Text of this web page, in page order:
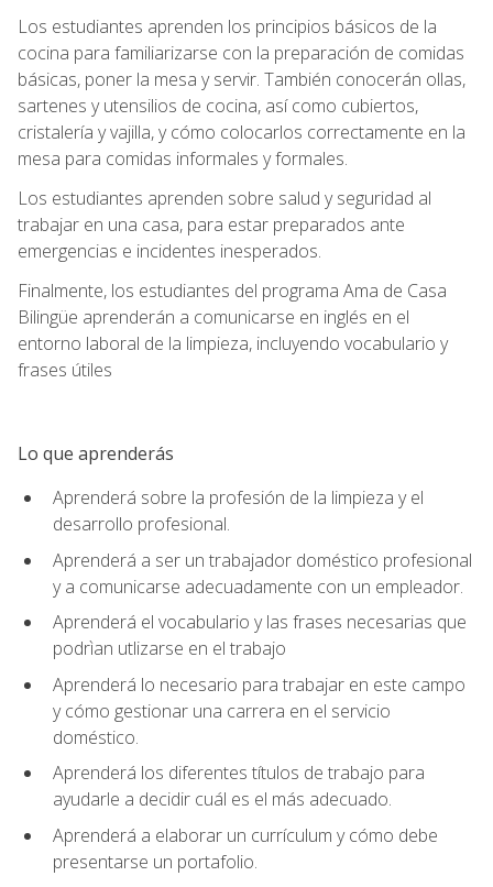
Los estudiantes aprenden los principios básicos de la
cocina para familiarizarse con la preparación de comidas
básicas, poner la mesa y servir. También conocerán ollas,
sartenes y utensilios de cocina, así como cubiertos,
cristalería y vajilla, y cómo colocarlos correctamente en la
mesa para comidas informales y formales.
Los estudiantes aprenden sobre salud y seguridad al
trabajar en una casa, para estar preparados ante
emergencias e incidentes inesperados.
Finalmente, los estudiantes del programa Ama de Casa
Bilingüe aprenderán a comunicarse en inglés en el
entorno laboral de la limpieza, incluyendo vocabulario y
frases útiles
Lo que aprenderás
Aprenderá sobre la profesión de la limpieza y el
desarrollo profesional.
Aprenderá a ser un trabajador doméstico profesional
y a comunicarse adecuadamente con un empleador.
Aprenderá el vocabulario y las frases necesarias que
podrìan utlizarse en el trabajo
Aprenderá lo necesario para trabajar en este campo
y cómo gestionar una carrera en el servicio
doméstico.
Aprenderá los diferentes títulos de trabajo para
ayudarle a decidir cuál es el más adecuado.
Aprenderá a elaborar un currículum y cómo debe
presentarse un portafolio.